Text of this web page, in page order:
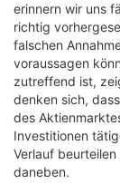
erinnern wir uns
richtig
falschen
voraussagen
zutreffend ist,
denken sich,
des
Investitionen
Verlauf
daneben.